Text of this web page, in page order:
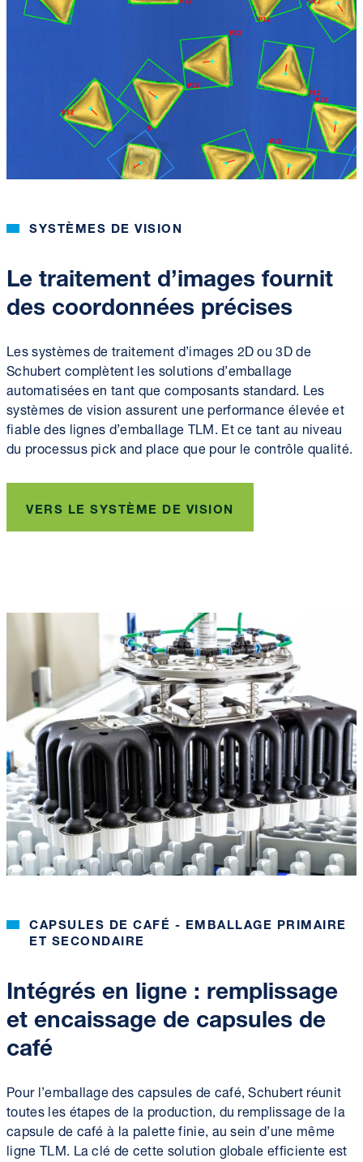
SYSTÈMES DE VISION
Le traitement d’images fournit
des coordonnées précises
Les systèmes de traitement d’images 2D ou 3D de
Schubert complètent les solutions d’emballage
automatisées en tant que composants standard. Les
systèmes de vision assurent une performance élevée et
fiable des lignes d’emballage TLM. Et ce tant au niveau
du processus pick and place que pour le contrôle qualité.
VERS LE SYSTÈME DE VISION
CAPSULES DE CAFÉ - EMBALLAGE PRIMAIRE
ET SECONDAIRE
Intégrés en ligne : remplissage
et encaissage de capsules de
café
Pour l’emballage des capsules de café, Schubert réunit
toutes les étapes de la production, du remplissage de la
capsule de café à la palette finie, au sein d’une même
ligne TLM. La clé de cette solution globale efficiente est